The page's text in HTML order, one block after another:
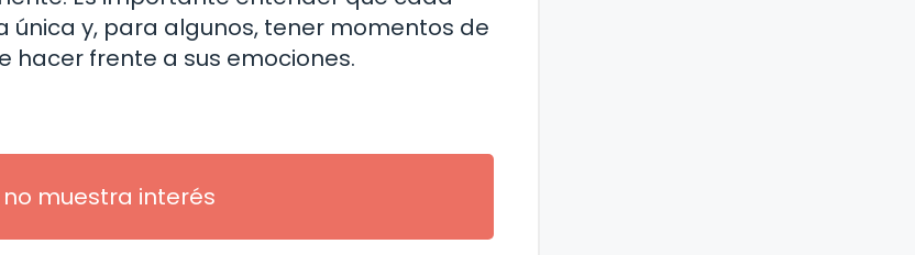
y, para algunos, tener momentos de
hacer frente a sus emociones.
muestra interés